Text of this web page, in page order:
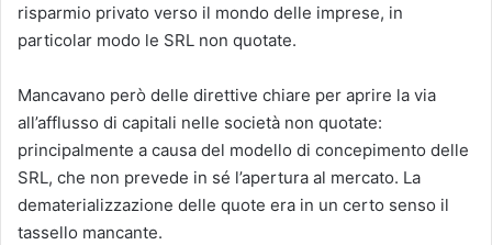
risparmio privato verso il mondo delle imprese, in
particolar modo le SRL non quotate.
Mancavano però delle direttive chiare per aprire la via
all’afflusso di capitali nelle società non quotate:
principalmente a causa del modello di concepimento delle
SRL, che non prevede in sé l’apertura al mercato. La
dematerializzazione delle quote era in un certo senso il
tassello mancante.